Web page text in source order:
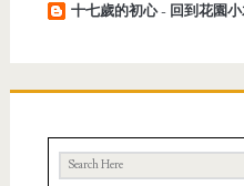
十七歲的初心 - 回到花園